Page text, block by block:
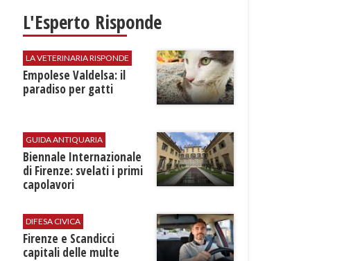
L'Esperto Risponde
LA VETERINARIA RISPONDE
Empolese Valdelsa: il
paradiso per gatti
GUIDA ANTIQUARIA
Biennale Internazionale
di Firenze: svelati i primi
capolavori
DIFESA CIVICA
Firenze e Scandicci
capitali delle multe